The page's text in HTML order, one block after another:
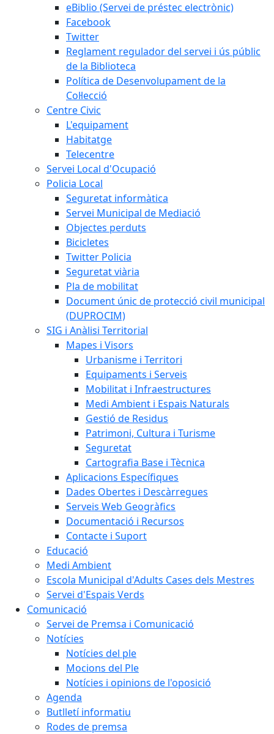
eBiblio (Servei de préstec electrònic)
Facebook
Twitter
Reglament regulador del servei i ús públic
de la Biblioteca
Política de Desenvolupament de la
Col·lecció
Centre Civic
L'equipament
Habitatge
Telecentre
Servei Local d'Ocupació
Policia Local
Seguretat informàtica
Servei Municipal de Mediació
Objectes perduts
Bicicletes
Twitter Policia
Seguretat viària
Pla de mobilitat
Document únic de protecció civil municipal
(DUPROCIM)
SIG i Anàlisi Territorial
Mapes i Visors
Urbanisme i Territori
Equipaments i Serveis
Mobilitat i Infraestructures
Medi Ambient i Espais Naturals
Gestió de Residus
Patrimoni, Cultura i Turisme
Seguretat
Cartografia Base i Tècnica
Aplicacions Específiques
Dades Obertes i Descàrregues
Serveis Web Geogràfics
Documentació i Recursos
Contacte i Suport
Educació
Medi Ambient
Escola Municipal d'Adults Cases dels Mestres
Servei d'Espais Verds
Comunicació
Servei de Premsa i Comunicació
Notícies
Notícies del ple
Mocions del Ple
Notícies i opinions de l'oposició
Agenda
Butlletí informatiu
Rodes de premsa